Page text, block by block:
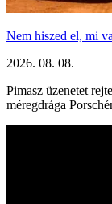
Nem hiszed el, mi
2026. 08. 08.
Pimasz üzenetet
méregdrága